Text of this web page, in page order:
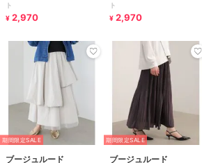
ト
¥ 2,970
ト
¥ 2,970
期間限定SALE
ブージュルード
期間限定SALE
ブージュルード